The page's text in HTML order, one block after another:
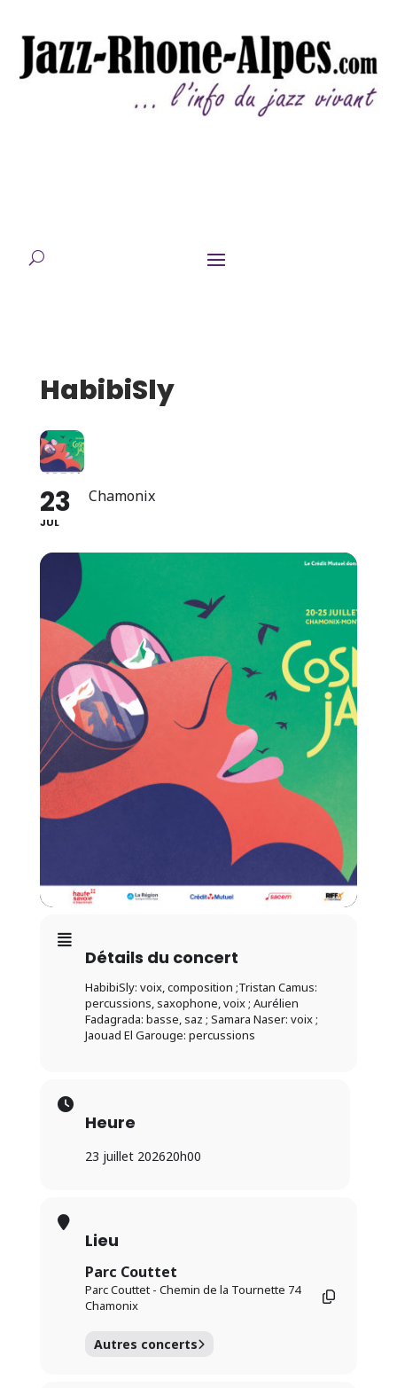
HabibiSly
23
JUL
Chamonix
Détails du concert
HabibiSly: voix, composition ;Tristan Camus:
percussions, saxophone, voix ; Aurélien
Fadagrada: basse, saz ; Samara Naser: voix ;
Jaouad El Garouge: percussions
Heure
23 juillet 202620h00
Lieu
Parc Couttet
Parc Couttet - Chemin de la Tournette 74
Chamonix
Autres concerts